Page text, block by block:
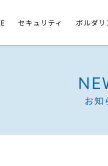
セキュリティ ボルダリ
お知